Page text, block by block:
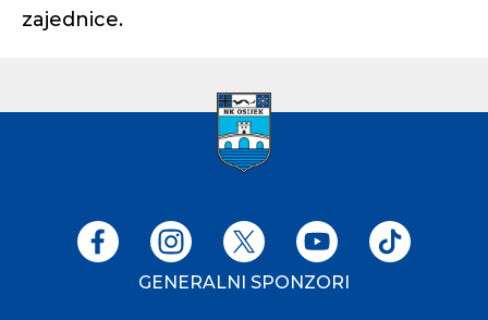
zajednice.
GENERALNI SPONZORI